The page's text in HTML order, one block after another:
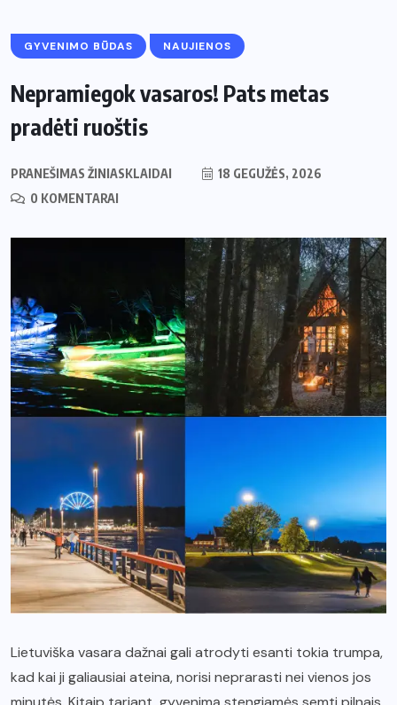
GYVENIMO BŪDAS NAUJIENOS
Nepramiegok vasaros! Pats metas
pradėti ruoštis
PRANEŠIMAS ŽINIASKLAIDAI
18 GEGUŽĖS, 2026
0 KOMENTARAI
Lietuviška vasara dažnai gali atrodyti esanti tokia trumpa,
kad kai ji galiausiai ateina, norisi neprarasti nei vienos jos